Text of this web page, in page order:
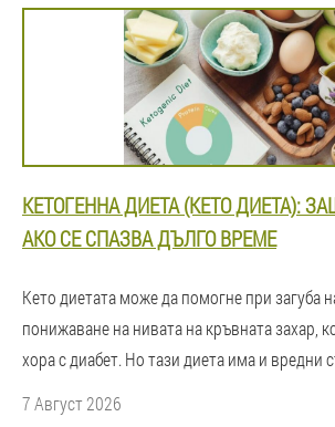
КЕТОГЕННА ДИЕТА (КЕТО ДИЕТА):
АКО СЕ СПАЗВА ДЪЛГО ВРЕМЕ
Кето диетата може да помогне при загуба
понижаване на нивата на кръвната захар,
хора с диабет. Но тази диета има и вредни
7 Август 2026